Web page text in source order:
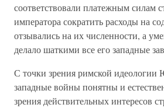
соответствовали платежным силам
императора сократить расходы на
отзывались на их численности, а
делало шаткими все его западные
С точки зрения римской идеологии
западные войны понятны и
зрения действительных интересов